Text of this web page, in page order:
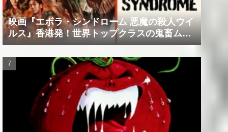
映画『エボラ・シンドローム 悪魔の殺人ウイ
ルス』香港発！世界トップクラスの鬼畜ムー
ビー！！